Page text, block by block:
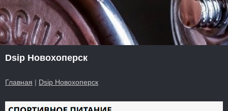
Dsip Новохоперск
Главная | Dsip Новохоперск